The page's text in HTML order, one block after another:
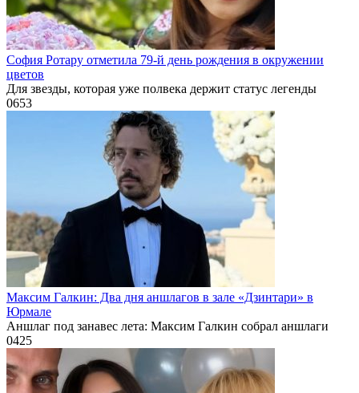
София Ротару отметила 79-й день рождения в окружении
цветов
Для звезды, которая уже полвека держит статус легенды
0653
Максим Галкин: Два дня аншлагов в зале «Дзинтари» в
Юрмале
Аншлаг под занавес лета: Максим Галкин собрал аншлаги
0425